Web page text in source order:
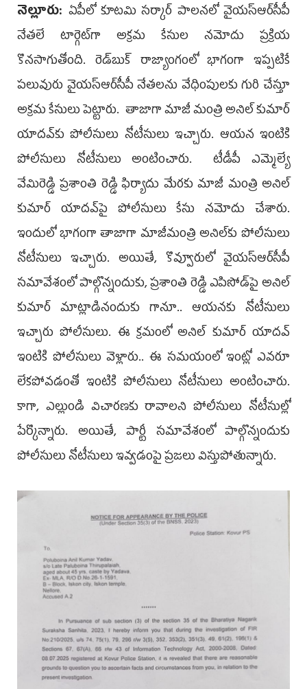
నెల్లూరు: ఏపీలో కూటమి సర్కార్‌ పాలనలో వైయ‌స్ఆర్‌సీపీ
నేతలే టార్గెట్‌గా అక్రమ కేసుల నమోదు ప్రక్రియ
కొనసాగుతోంది. రెడ్‌బుక్‌ రాజ్యాంగంలో భాగంగా ఇప్పటికే
పలువురు వైయ‌స్ఆర్‌సీపీ నేతలను వేధింపులకు గురి చేస్తూ
అక్రమ కేసులు పెట్టారు. తాజాగా మాజీ మంత్రి అనిల్‌ కుమార్‌
యాదవ్‌కు పోలీసులు నోటీసులు ఇచ్చారు. ఆయన ఇంటికి
పోలీసులు నోటీసులు అంటించారు. టీడీపీ ఎమ్మెల్యే
వేమిరెడ్డి ప్రశాంతి రెడ్డి ఫిర్యాదు మేరకు మాజీ మంత్రి అనిల్‌
కుమార్‌ యాదవ్‌పై పోలీసులు కేసు నమోదు చేశారు.
ఇందులో భాగంగా తాజాగా మాజీమంత్రి అనిల్‌కు పోలీసులు
నోటీసులు ఇచ్చారు. అయితే, కొవ్వూరులో వైయ‌స్ఆర్‌సీపీ
సమావేశంలో పాల్గొన్నందుకు, ప్రశాంతి రెడ్డి ఎపిసోడ్‌పై అనిల్‌
కుమార్‌ మాట్లాడినందుకు గానూ.. ఆయనకు నోటీసులు
ఇచ్చారు పోలీసులు. ఈ క్రమంలో అనిల్ కుమార్‌ యాదవ్
ఇంటికి పోలీసులు వెళ్లారు.. ఈ సమయంలో ఇంట్లో ఎవరూ
లేకపోవడంతో ఇంటికి పోలీసులు నోటీసులు అంటించారు.
కాగా, ఎల్లుండి విచారణకు రావాలని పోలీసులు నోటీసుల్లో
పేర్కొన్నారు. అయితే, పార్టీ సమావేశంలో పాల్గొన్నందుకు
పోలీసులు నోటీసులు ఇవ్వడంపై ప్రజలు విస్తుపోతున్నారు.